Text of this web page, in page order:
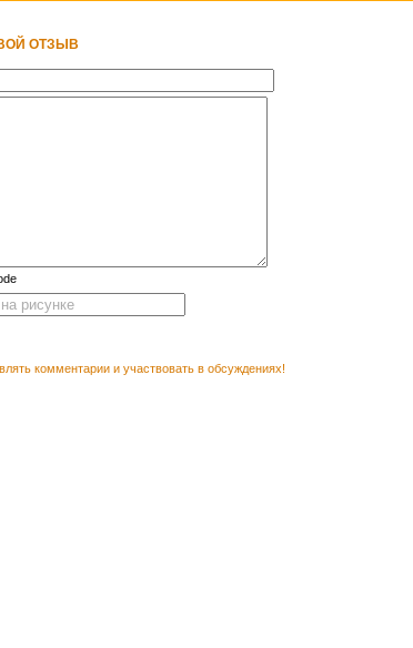
ОТЗЫВ
комментарии и участвовать в обсуждениях!